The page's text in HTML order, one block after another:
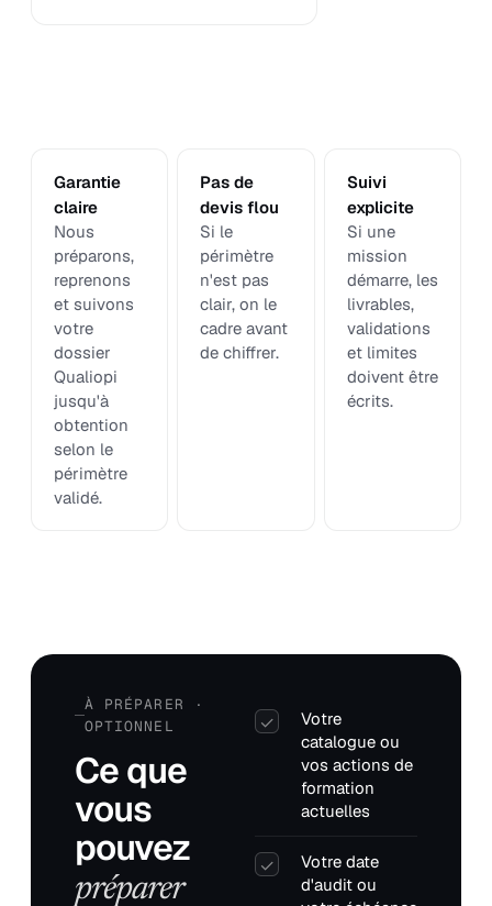
Garantie
claire
Nous
préparons,
reprenons
et suivons
votre
dossier
Qualiopi
jusqu'à
obtention
selon le
périmètre
validé.
Pas de
devis flou
Si le
périmètre
n'est pas
clair, on le
cadre avant
de chiffrer.
Suivi
explicite
Si une
mission
démarre, les
livrables,
validations
et limites
doivent être
écrits.
À PRÉPARER ·
OPTIONNEL
Ce que
vous
pouvez
préparer
✓
Votre
catalogue ou
vos actions de
formation
actuelles
✓
Votre date
d'audit ou